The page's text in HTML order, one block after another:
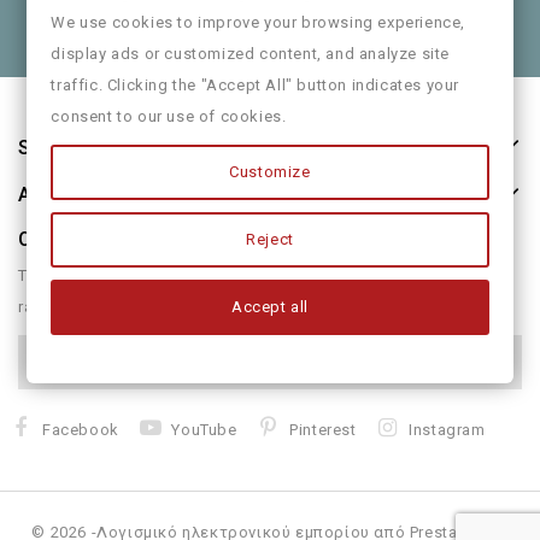
Θα χαρούμε να τα πούμε και από κοντά
Store Information
About Us
Our Newsletter
There are many variations of passages of form humour or
randomised
Facebook YouTube Pinterest Instagram
© 2026 -Λογισμικό ηλεκτρονικού εμπορίου από PrestaShop™
We use cookies to improve your browsing experience,
display ads or customized content, and analyze site
traffic. Clicking the "Accept All" button indicates your
consent to our use of cookies.
Customize
Reject
Accept all